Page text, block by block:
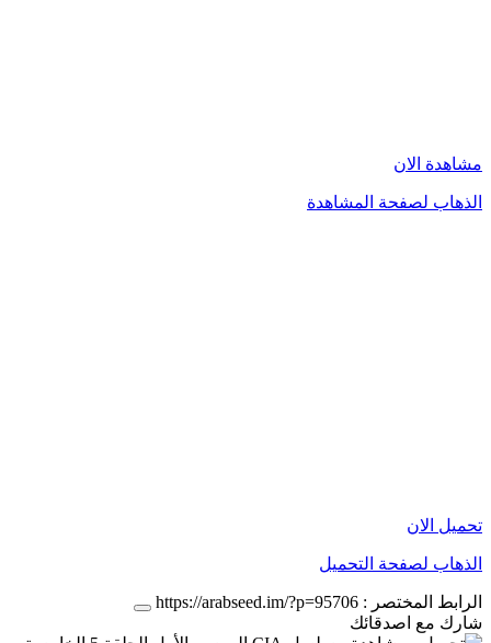
مشاهدة الان
الذهاب لصفحة المشاهدة
تحميل الان
الذهاب لصفحة التحميل
الرابط المختصر : https://arabseed.im/?p=95706
شارك مع اصدقائك